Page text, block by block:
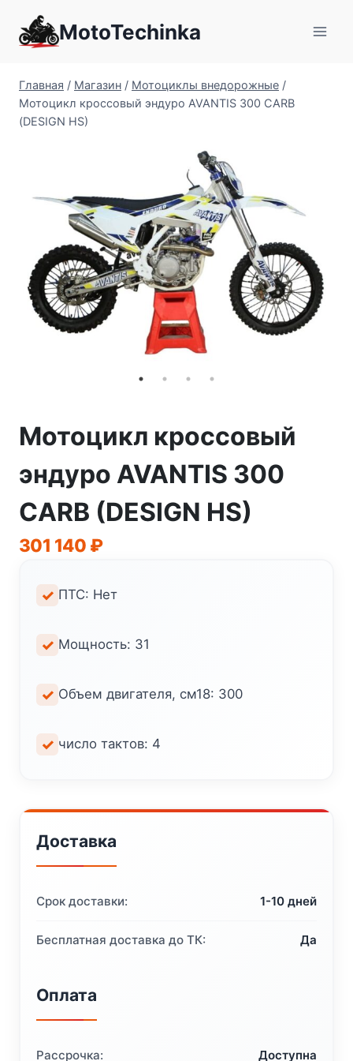
содержимому
MotoTechinka
Главная / Магазин / Мотоциклы внедорожные /
Мотоцикл кроссовый эндуро AVANTIS 300 CARB
(DESIGN HS)
Мотоцикл кроссовый
эндуро AVANTIS 300
CARB (DESIGN HS)
301 140 ₽
ПТС: Нет
Мощность: 31
Объем двигателя, см18: 300
число тактов: 4
Доставка
Срок доставки: 1-10 дней
Бесплатная доставка до ТК: Да
Оплата
Рассрочка: Доступна